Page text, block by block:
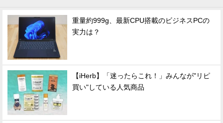
重量約999g、最新CPU搭載のビジネスPCの
実力は？
【iHerb】「迷ったらこれ！」みんなが"リピ
買い"している人気商品